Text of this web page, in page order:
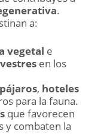
.
a:
vegetal e
en los
, hoteles
para la fauna.
que favorecen
y combaten la